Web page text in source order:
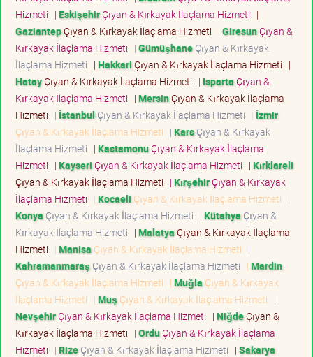
Hizmeti | EskişehirÇıyan & Kırkayak İlaçlama Hizmeti |
GaziantepÇıyan & Kırkayak İlaçlama Hizmeti | GiresunÇıyan &
Kırkayak İlaçlama Hizmeti | GümüşhaneÇıyan & Kırkayak
İlaçlama Hizmeti | HakkariÇıyan & Kırkayak İlaçlama Hizmeti |
HatayÇıyan & Kırkayak İlaçlama Hizmeti | IspartaÇıyan &
Kırkayak İlaçlama Hizmeti | MersinÇıyan & Kırkayak İlaçlama
Hizmeti | İstanbul Çıyan & Kırkayak İlaçlama Hizmeti | İzmir
Çıyan & Kırkayak İlaçlama Hizmeti | KarsÇıyan & Kırkayak
İlaçlama Hizmeti | KastamonuÇıyan & Kırkayak İlaçlama
Hizmeti | KayseriÇıyan & Kırkayak İlaçlama Hizmeti | Kırklareli
Çıyan & Kırkayak İlaçlama Hizmeti | KırşehirÇıyan & Kırkayak
İlaçlama Hizmeti | Kocaeli Çıyan & Kırkayak İlaçlama Hizmeti |
Konya Çıyan & Kırkayak İlaçlama Hizmeti | Kütahya Çıyan &
Kırkayak İlaçlama Hizmeti | MalatyaÇıyan & Kırkayak İlaçlama
Hizmeti | Manisa Çıyan & Kırkayak İlaçlama Hizmeti |
Kahramanmaraş Çıyan & Kırkayak İlaçlama Hizmeti | Mardin
Çıyan & Kırkayak İlaçlama Hizmeti | Muğla Çıyan & Kırkayak
İlaçlama Hizmeti | Muş Çıyan & Kırkayak İlaçlama Hizmeti |
NevşehirÇıyan & Kırkayak İlaçlama Hizmeti | NiğdeÇıyan &
Kırkayak İlaçlama Hizmeti | OrduÇıyan & Kırkayak İlaçlama
Hizmeti | RizeÇıyan & Kırkayak İlaçlama Hizmeti | Sakarya